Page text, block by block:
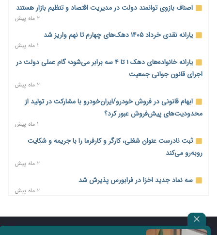
کاهش می‌یابد
۲ روز پیش
اختیارات جدید گمرکات برای تمدید ورود موقت کالا و خودرو تا
مرحله سیزدهم کالابرگ در سایه تورم؛ قدرت خرید یارانه یک‌میلیونی
۱۴ مرداد؛ اولین «روز ملی کارفرما» در تقویم رسمی ایران/«روز ملی
سکه در یک قدمی ۱۸۵ میلیون تومان
اصناف بازوی توانمند دولت در مدیریت اقتصاد و تنظیم بازار هستند
۲ ماه پیش
یارانه نقدی خرداد ۱۴۰۵ دهک‌های چهارم تا نهم واریز شد
یارانه خانواده‌های دهک ۱ تا ۴ سه برابر می‌شود؛ گام عملی دولت در
اجرای قانون جوانی جمعیت
۲ ماه پیش
ابهام قانونی در فروش خودرو/ایران‌خودرو با مشارکت در تولید از
محدودیت‌های پیش‌فروش عبور کرد؟
ثبت نادرست عنوان شغلی، کارگر و کارفرما را با جریمه و شکایت
روبه‌رو می‌کند
۲ ماه پیش
سه نماد جدید اخزا در فرابورس پذیرش شد
۲ ماه پیش
روایت‌های متناقض و نگرانی سهامداران